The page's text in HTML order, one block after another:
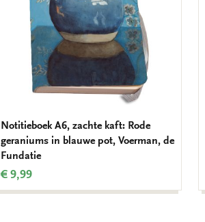
Notitieboek A6, zachte kaft: Rode
geraniums in blauwe pot, Voerman, de
Fundatie
€ 9,99